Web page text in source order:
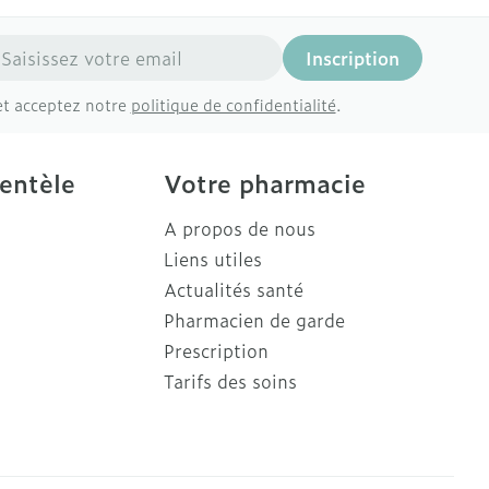
mail Inscription
acceptez notre politique de confidentialité.
Votre pharmacie
A propos de nous
Liens utiles
Actualités santé
Pharmacien de garde
Prescription
Tarifs des soins